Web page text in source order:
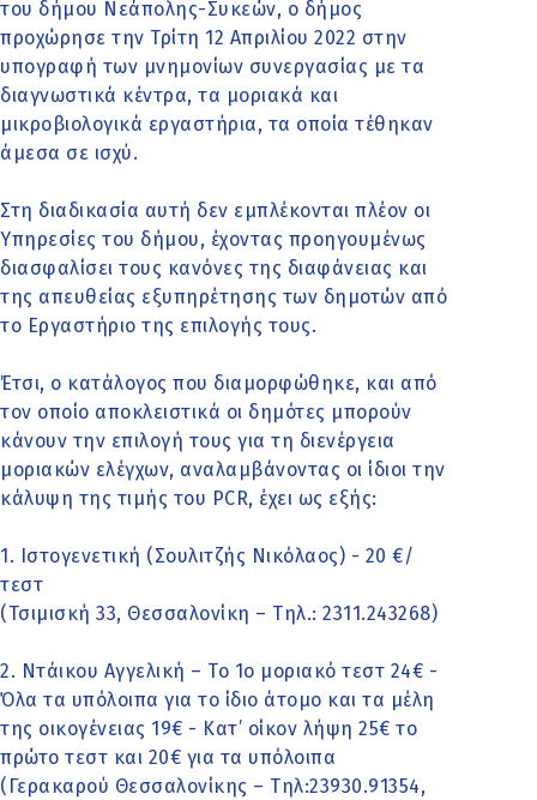
του δήμου Νεάπολης-Συκεών, ο δήμος
προχώρησε την Τρίτη 12 Απριλίου 2022 στην
υπογραφή των μνημονίων συνεργασίας με τα
διαγνωστικά κέντρα, τα μοριακά και
μικροβιολογικά εργαστήρια, τα οποία τέθηκαν
άμεσα σε ισχύ.
Στη διαδικασία αυτή δεν εμπλέκονται πλέον οι
Υπηρεσίες του δήμου, έχοντας προηγουμένως
διασφαλίσει τους κανόνες της διαφάνειας και
της απευθείας εξυπηρέτησης των δημοτών από
το Εργαστήριο της επιλογής τους.
Έτσι, ο κατάλογος που διαμορφώθηκε, και από
τον οποίο αποκλειστικά οι δημότες μπορούν
κάνουν την επιλογή τους για τη διενέργεια
μοριακών ελέγχων, αναλαμβάνοντας οι ίδιοι την
κάλυψη της τιμής του PCR, έχει ως εξής:
1. Ιστογενετική (Σουλιτζής Νικόλαος) - 20 €/
τεστ
(Τσιμισκή 33, Θεσσαλονίκη – Τηλ.: 2311.243268)
2. Ντάικου Αγγελική – Το 1ο μοριακό τεστ 24€ -
Όλα τα υπόλοιπα για το ίδιο άτομο και τα μέλη
της οικογένειας 19€ - Κατ’ οίκον λήψη 25€ το
πρώτο τεστ και 20€ για τα υπόλοιπα
(Γερακαρού Θεσσαλονίκης – Τηλ:23930.91354,